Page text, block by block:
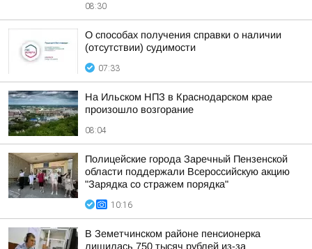
08:30
О способах получения справки о наличии
(отсутствии) судимости
07:33
На Ильском НПЗ в Краснодарском крае
произошло возгорание
08:04
Полицейские города Заречный Пензенской
области поддержали Всероссийскую акцию
"Зарядка со стражем порядка"
10:16
В Земетчинском районе пенсионерка
лишилась 750 тысяч рублей из-за